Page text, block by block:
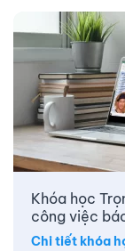
Khóa học
công việc
Chi tiết khóa